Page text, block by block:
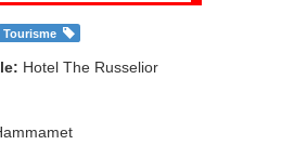
Tourisme
Hotel The Russelior